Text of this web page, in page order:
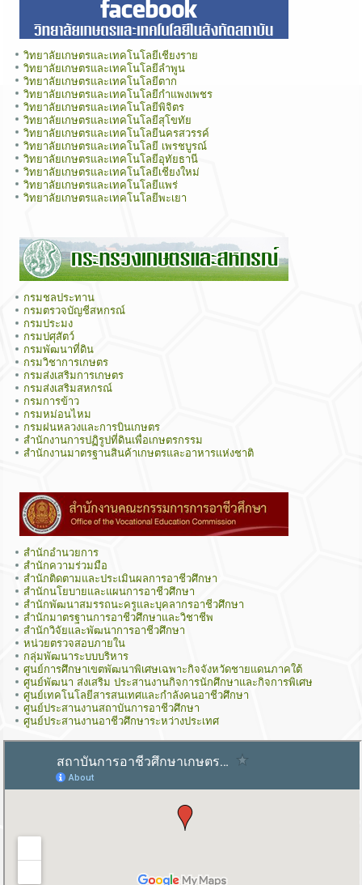
วิทยาลัยเกษตรและเทคโนโลยีเชียงราย
วิทยาลัยเกษตรและเทคโนโลยีลำพูน
วิทยาลัยเกษตรและเทคโนโลยีตาก
วิทยาลัยเกษตรและเทคโนโลยีกำแพงเพชร
วิทยาลัยเกษตรและเทคโนโลยีพิจิตร
วิทยาลัยเกษตรและเทคโนโลยีสุโขทัย
วิทยาลัยเกษตรและเทคโนโลยีนครสวรรค์
วิทยาลัยเกษตรและเทคโนโลยี เพรชบูรณ์
วิทยาลัยเกษตรและเทคโนโลยีอุทัยธานี
วิทยาลัยเกษตรและเทคโนโลยีเชียงใหม่
วิทยาลัยเกษตรและเทคโนโลยีแพร่
วิทยาลัยเกษตรและเทคโนโลยีพะเยา
กรมชลประทาน
กรมตรวจบัญชีสหกรณ์
กรมประมง
กรมปศุสัตว์
กรมพัฒนาที่ดิน
กรมวิชาการเกษตร
กรมส่งเสริมการเกษตร
กรมส่งเสริมสหกรณ์
กรมการข้าว
กรมหม่อนไหม
กรมฝนหลวงและการบินเกษตร
สำนักงานการปฏิรูปที่ดินเพื่อเกษตรกรรม
สำนักงานมาตรฐานสินค้าเกษตรและอาหารแห่งชาติ
สำนักอำนวยการ
สำนักความร่วมมือ
สำนักติดตามและประเมินผลการอาชีวศึกษา
สำนักนโยบายและแผนการอาชีวศึกษา
สำนักพัฒนาสมรรถนะครูและบุคลากรอาชีวศึกษา
สำนักมาตรฐานการอาชีวศึกษาและวิชาชีพ
สำนักวิจัยและพัฒนาการอาชีวศึกษา
หน่วยตรวจสอบภายใน
กลุ่มพัฒนาระบบบริหาร
ศูนย์การศึกษาเขตพัฒนาพิเศษเฉพาะกิจจังหวัดชายแดนภาคใต้
ศูนย์พัฒนา ส่งเสริม ประสานงานกิจการนักศึกษาและกิจการพิเศษ
ศูนย์เทคโนโลยีสารสนเทศและกำลังคนอาชีวศึกษา
ศูนย์ประสานงานสถาบันการอาชีวศึกษา
ศูนย์ประสานงานอาชีวศึกษาระหว่างประเทศ